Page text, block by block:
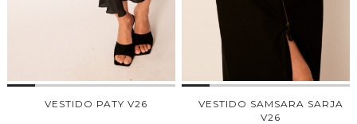
VESTIDO PATY V26
VESTIDO SAMSARA SARJA
V26